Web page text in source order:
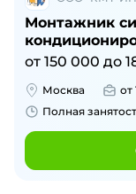
Монтажник
от 150 000 до
Москва от
Полная